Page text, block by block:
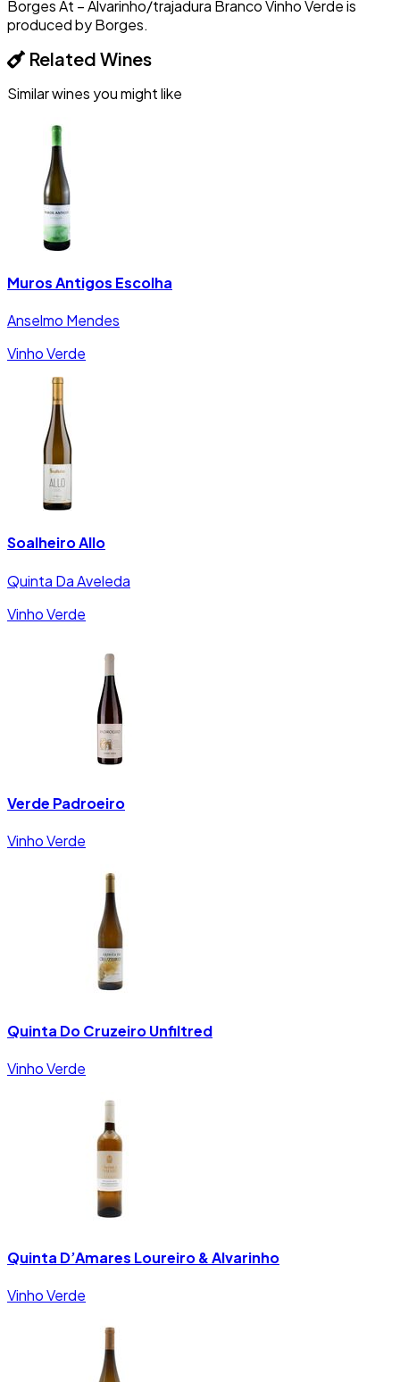
Borges At – Alvarinho/trajadura Branco Vinho Verde is
produced by Borges.
Related Wines
Similar wines you might like
Muros Antigos Escolha
Anselmo Mendes
Vinho Verde
Soalheiro Allo
Quinta Da Aveleda
Vinho Verde
Verde Padroeiro
Vinho Verde
Quinta Do Cruzeiro Unfiltred
Vinho Verde
Quinta D’Amares Loureiro & Alvarinho
Vinho Verde